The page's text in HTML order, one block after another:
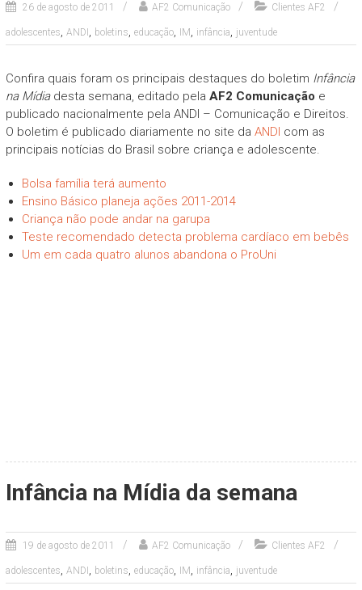
26 de agosto de 2011 AF2 Comunicação Clientes AF2
adolescentes, ANDI, boletins, educação, IM, infância, juventude
Confira quais foram os principais destaques do boletim Infância
na Mídiadesta semana, editado pela AF2 Comunicação e
publicado nacionalmente pela ANDI – Comunicação e Direitos.
O boletim é publicado diariamente no site da ANDI com as
principais notícias do Brasil sobre criança e adolescente.
Bolsa família terá aumento
Ensino Básico planeja ações 2011-2014
Criança não pode andar na garupa
Teste recomendado detecta problema cardíaco em bebês
Um em cada quatro alunos abandona o ProUni
Infância na Mídia da semana
19 de agosto de 2011 AF2 Comunicação Clientes AF2
adolescentes, ANDI, boletins, educação, IM, infância, juventude